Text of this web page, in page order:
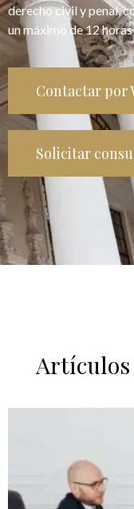
derecho civil y penal,
un máximo de 12
Contactar por
Solicitar